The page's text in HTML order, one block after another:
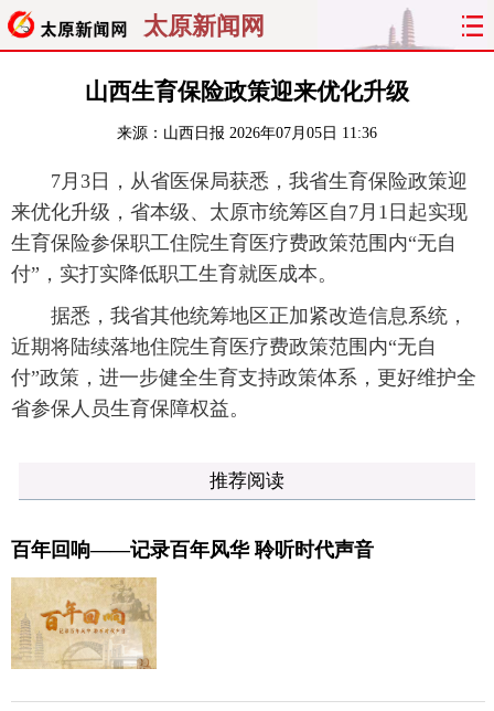
太原新闻网
聚焦 太原
关注 文明
纵横 曝光 综合 专题
旅游 理财 政务 教育
看天下 晋月读 最太原 网罗民生
太原日报 太原晚报 热评 社区
山西生育保险政策迎来优化升级
来源： 山西日报 2026年07月05日 11:36
7月3日，从省医保局获悉，我省生育保险政策迎
来优化升级，省本级、太原市统筹区自7月1日起实现
生育保险参保职工住院生育医疗费政策范围内“无自
付”，实打实降低职工生育就医成本。
据悉，我省其他统筹地区正加紧改造信息系统，
近期将陆续落地住院生育医疗费政策范围内“无自
付”政策，进一步健全生育支持政策体系，更好维护全
省参保人员生育保障权益。
推荐阅读
百年回响——记录百年风华 聆听时代声音